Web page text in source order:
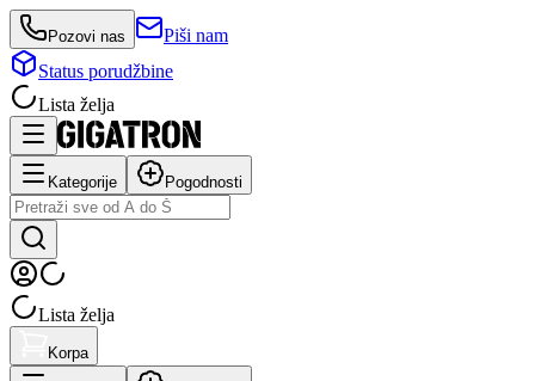
Pozovi nas
Piši nam
Status porudžbine
Lista želja
Kategorije Pogodnosti
Lista želja
Korpa